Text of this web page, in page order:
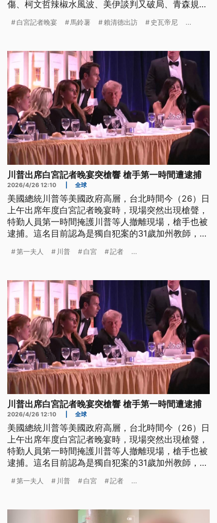
傷、柯文哲辣椒水風波、美伊談判又破局、青森規模
白宮記者晚宴 馬鈴薯 賴清德出訪 史瓦帝尼 ...
川普出席白宮記者晚宴突槍響 槍手第一時間遭逮捕
2026/4/26 12:10 全球
美國總統川普等美國政府高層，台北時間今（26）日
上午出席年度白宮記者晚宴時，現場突然出現槍聲，
特勤人員第一時間掩護川普等人撤離現場，槍手也被
逮捕。這名目前認為是獨自犯案的31歲加州教師，面
第一夫人 川普 白宮 記者 ...
川普出席白宮記者晚宴突槍響 槍手第一時間遭逮捕
2026/4/26 12:10 全球
美國總統川普等美國政府高層，台北時間今（26）日
上午出席年度白宮記者晚宴時，現場突然出現槍聲，
特勤人員第一時間掩護川普等人撤離現場，槍手也被
逮捕。這名目前認為是獨自犯案的31歲加州教師，面
第一夫人 川普 白宮 記者 ...